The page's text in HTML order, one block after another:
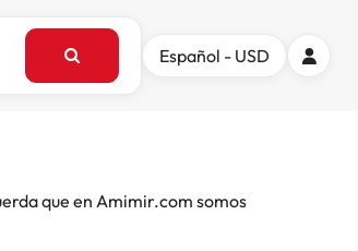
Español - USD
que en Amimir.com somos